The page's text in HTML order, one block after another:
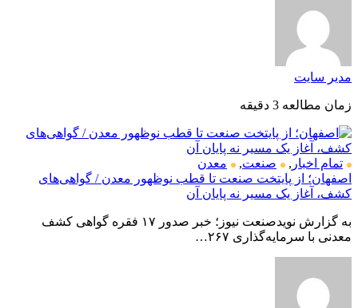
مدیر سایت
زمان مطالعه 3 دقیقه
تمام اخبار , صنعت,
معدن
اصفهان؛ از پایتخت صنعت تا قطب نوظهور معدن / گواهی‌های
کشف، آغاز یک مسیر نه پایان آن
به گزارش نویدصنعت نیوز؛ خبر صدور ۱۷ فقره گواهی کشف
معدنی با سرمایه‌گذاری ۲۶۷…